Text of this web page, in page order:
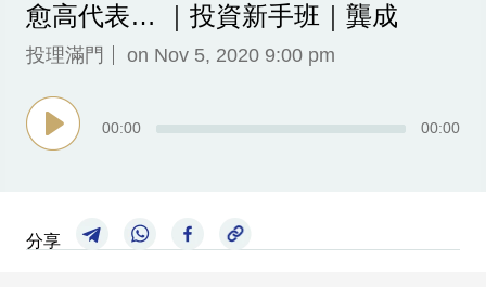
生
活
事
訂
愈高代表… ｜投資新手班｜龔成
投理滿門 on Nov 5, 2020 9:00 pm
00:00 00:00
分享